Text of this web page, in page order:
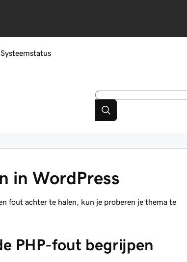
Systeemstatus
in WordPress
fout achter te halen, kun je proberen je thema te
PHP-fout begrijpen